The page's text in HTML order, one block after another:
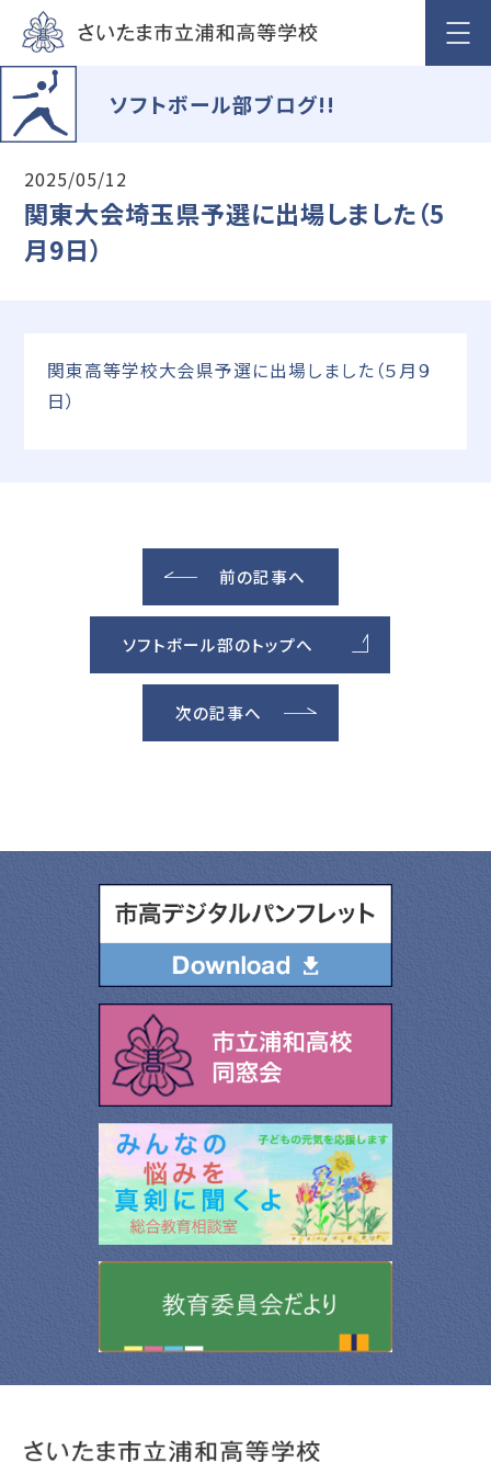
ソフトボール部ブログ!!
2025/05/12
関東大会埼玉県予選に出場しました（5
月9日）
関東高等学校大会県予選に出場しました（５月９
日）
前の記事へ
ソフトボール部のトップへ
次の記事へ